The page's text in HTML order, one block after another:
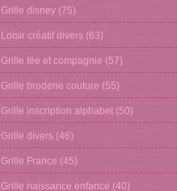
Grille disney (75)
Loisir créatif divers (63)
Grille fée et compagnie (57)
Grille broderie couture (55)
Grille inscription alphabet (50)
Grille divers (46)
Grille France (45)
Grille naissance enfance (40)